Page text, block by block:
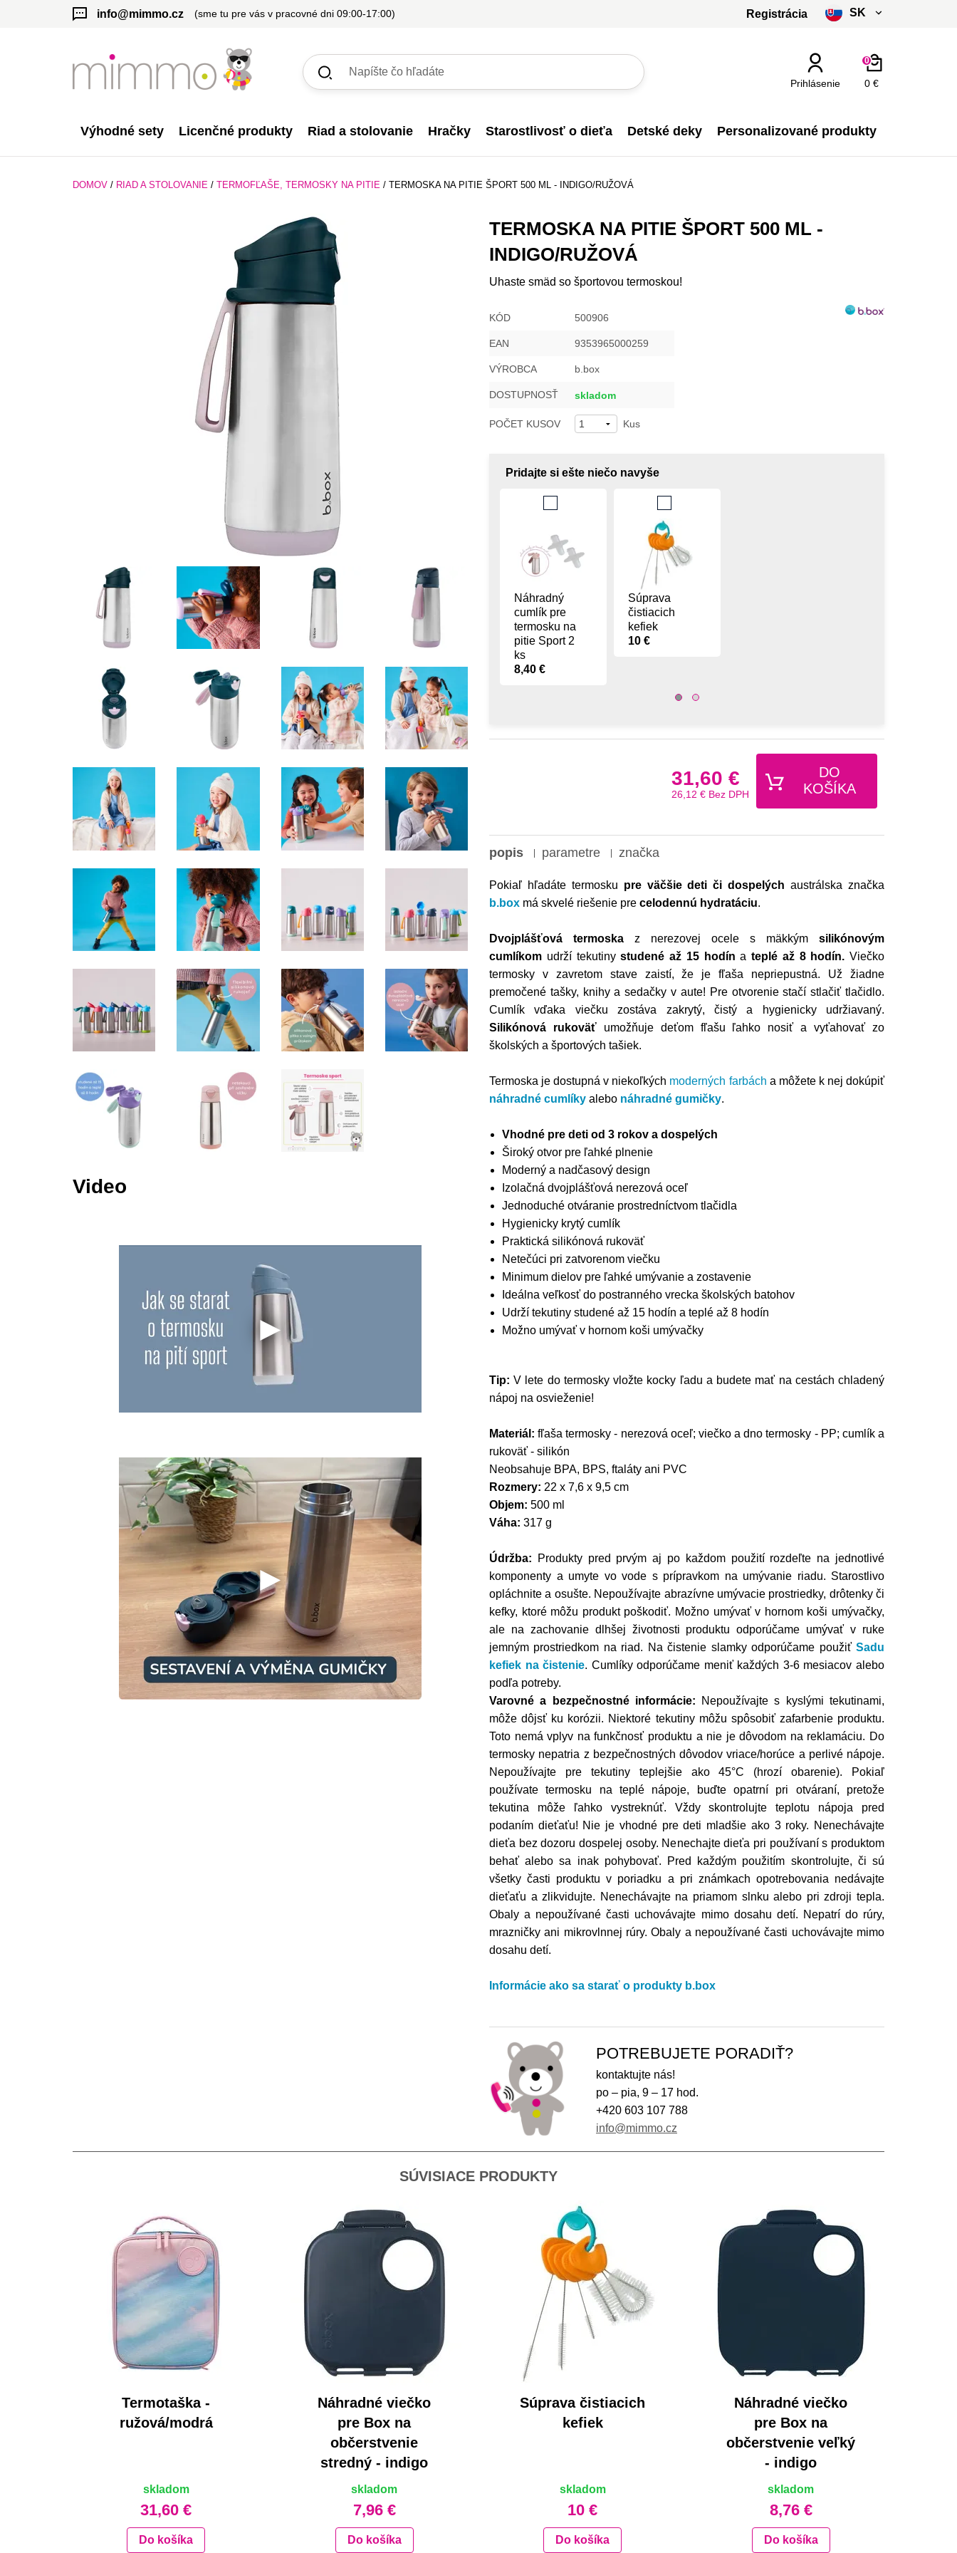
info@mimmo.cz (sme tu pre vás v pracovné dni 09:00-17:00) Registrácia SK
slovenčina
€ - EUR
Prihlásenie 0 €
0
Výhodné sety Licenčné produkty Riad a stolovanie Hračky Starostlivosť o dieťa Detské deky Personalizované produkty
DOMOV / RIAD A STOLOVANIE / TERMOFĽAŠE, TERMOSKY NA PITIE / TERMOSKA NA PITIE ŠPORT 500 ML - INDIGO/RUŽOVÁ
TERMOSKA NA PITIE ŠPORT 500 ML -
INDIGO/RUŽOVÁ
Uhaste smäd so športovou termoskou!
Video
KÓD 500906
EAN 9353965000259
VÝROBCA b.box
DOSTUPNOSŤ skladom
POČET KUSOV Kus
Pridajte si ešte niečo navyše
Náhradný
cumlík pre
termosku na
pitie Sport 2
ks
8,40 €
Súprava
čistiacich
kefiek
10 €
31,60 €
26,12 € Bez DPH
DO
KOŠÍKA
popis parametre značka
Pokiaľ hľadáte termosku pre väčšie deti či dospelých austrálska značka
b.box má skvelé riešenie pre celodennú hydratáciu.
Dvojplášťová termoska z nerezovej ocele s mäkkým silikónovým
cumlíkom udrží tekutinystudené až 15 hodín a teplé až 8 hodín. Viečko
termosky v zavretom stave zaistí, že je fľaša nepriepustná. Už žiadne
premočené tašky, knihy a sedačky v aute! Pre otvorenie stačí stlačiť tlačidlo.
Cumlík vďaka viečku zostáva zakrytý, čistý a hygienicky udržiavaný.
Silikónová rukoväťumožňuje deťom fľašu ľahko nosiť a vyťahovať zo
školských a športových tašiek.
Termoska je dostupná v niekoľkých moderných farbách a môžete k nej dokúpiť
náhradné cumlíky alebo náhradné gumičky.
Vhodné pre deti od 3 rokov a dospelých
Široký otvor pre ľahké plnenie
Moderný a nadčasový design
Izolačná dvojplášťová nerezová oceľ
Jednoduché otváranie prostredníctvom tlačidla
Hygienicky krytý cumlík
Praktická silikónová rukoväť
Netečúci pri zatvorenom viečku
Minimum dielov pre ľahké umývanie a zostavenie
Ideálna veľkosť do postranného vrecka školských batohov
Udrží tekutiny studené až 15 hodín a teplé až 8 hodín
Možno umývať v hornom koši umývačky
Tip:V lete do termosky vložte kocky ľadu a budete mať na cestách chladený
nápoj na osvieženie!
Materiál: fľaša termosky - nerezová oceľ; viečko a dno termosky - PP; cumlík a
rukoväť - silikón
Neobsahuje BPA, BPS, ftaláty ani PVC
Rozmery: 22 x 7,6 x 9,5 cm
Objem: 500 ml
Váha: 317 g
Údržba: Produkty pred prvým aj po každom použití rozdeľte na jednotlivé
komponenty a umyte vo vode s prípravkom na umývanie riadu. Starostlivo
opláchnite a osušte. Nepoužívajte abrazívne umývacie prostriedky, drôtenky či
kefky, ktoré môžu produkt poškodiť. Možno umývať v hornom koši umývačky,
ale na zachovanie dlhšej životnosti produktu odporúčame umývať v ruke
jemným prostriedkom na riad. Na čistenie slamky odporúčame použiť Sadu
kefiek na čistenie. Cumlíky odporúčame meniť každých 3-6 mesiacov alebo
podľa potreby.
Varovné a bezpečnostné informácie:
Nepoužívajte s kyslými tekutinami,
môže dôjsť ku korózii. Niektoré tekutiny môžu spôsobiť zafarbenie produktu.
Toto nemá vplyv na funkčnosť produktu a nie je dôvodom na reklamáciu. Do
termosky nepatria z bezpečnostných dôvodov vriace/horúce a perlivé nápoje.
Nepoužívajte pre tekutiny teplejšie ako 45°C (hrozí obarenie). Pokiaľ
používate termosku na teplé nápoje, buďte opatrní pri otváraní, pretože
tekutina môže ľahko vystreknúť. Vždy skontrolujte teplotu nápoja pred
podaním dieťaťu! Nie je vhodné pre deti mladšie ako 3 roky. Nenechávajte
dieťa bez dozoru dospelej osoby. Nenechajte dieťa pri používaní s produktom
behať alebo sa inak pohybovať. Pred každým použitím skontrolujte, či sú
všetky časti produktu v poriadku a pri známkach opotrebovania nedávajte
dieťaťu a zlikvidujte. Nenechávajte na priamom slnku alebo pri zdroji tepla.
Obaly a nepoužívané časti uchovávajte mimo dosahu detí. Nepatrí do rúry,
mrazničky ani mikrovlnnej rúry. Obaly a nepoužívané časti uchovávajte mimo
dosahu detí.
Informácie ako sa starať o produkty b.box
POTREBUJETE PORADIŤ?
kontaktujte nás!
po – pia, 9 – 17 hod.
+420 603 107 788
info@mimmo.cz
SÚVISIACE PRODUKTY
Termotaška -
ružová/modrá
skladom
31,60 €
Do košíka
Náhradné viečko
pre Box na
občerstvenie
stredný - indigo
skladom
7,96 €
Do košíka
Súprava čistiacich
kefiek
skladom
10 €
Do košíka
Náhradné viečko
pre Box na
občerstvenie veľký
- indigo
skladom
8,76 €
Do košíka